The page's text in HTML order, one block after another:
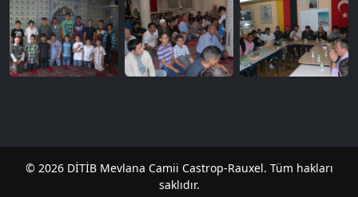
© 2026 DİTİB Mevlana Camii Castrop-Rauxel. Tüm hakları
saklıdır.